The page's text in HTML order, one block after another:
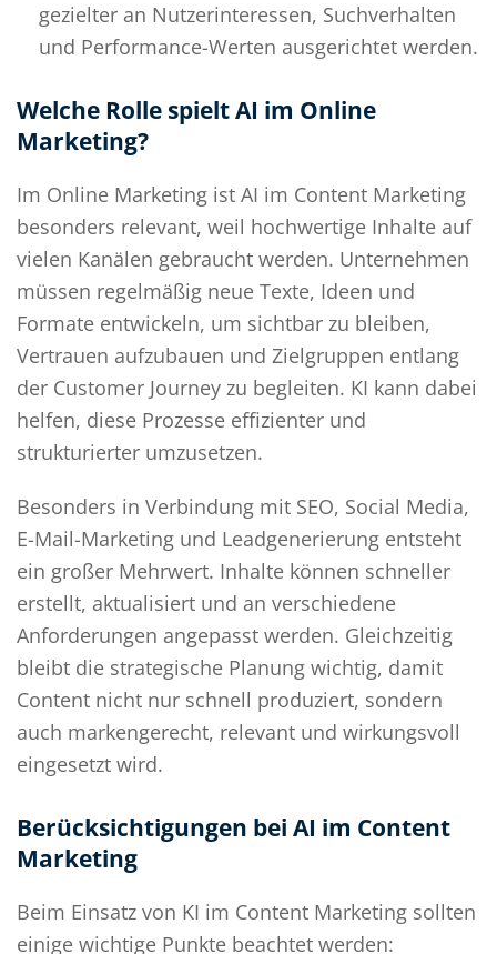
gezielter an Nutzerinteressen, Suchverhalten
und Performance-Werten ausgerichtet werden.
Welche Rolle spielt AI im Online
Marketing?
Im Online Marketing ist AI im Content Marketing
besonders relevant, weil hochwertige Inhalte auf
vielen Kanälen gebraucht werden. Unternehmen
müssen regelmäßig neue Texte, Ideen und
Formate entwickeln, um sichtbar zu bleiben,
Vertrauen aufzubauen und Zielgruppen entlang
der Customer Journey zu begleiten. KI kann dabei
helfen, diese Prozesse effizienter und
strukturierter umzusetzen.
Besonders in Verbindung mit SEO, Social Media,
E-Mail-Marketing und Leadgenerierung entsteht
ein großer Mehrwert. Inhalte können schneller
erstellt, aktualisiert und an verschiedene
Anforderungen angepasst werden. Gleichzeitig
bleibt die strategische Planung wichtig, damit
Content nicht nur schnell produziert, sondern
auch markengerecht, relevant und wirkungsvoll
eingesetzt wird.
Berücksichtigungen bei AI im Content
Marketing
Beim Einsatz von KI im Content Marketing sollten
einige wichtige Punkte beachtet werden: